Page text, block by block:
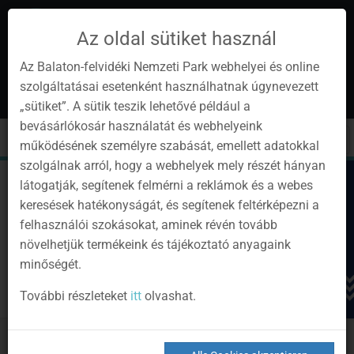
Instagram
YoutubeFacebookProgramok
Newsletter
de
Toggle
cart
Toggle
navigation
Anmelden
Az oldal sütiket használ
Az Balaton-felvidéki Nemzeti Park webhelyei és online
szolgáltatásai esetenként használhatnak úgynevezett
„sütiket”. A sütik teszik lehetővé például a
bevásárlókosár használatát és webhelyeink
működésének személyre szabását, emellett adatokkal
szolgálnak arról, hogy a webhelyek mely részét hányan
látogatják, segítenek felmérni a reklámok és a webes
keresések hatékonyságát, és segítenek feltérképezni a
felhasználói szokásokat, aminek révén tovább
növelhetjük termékeink és tájékoztató anyagaink
minőségét.
További részleteket ittolvashat.